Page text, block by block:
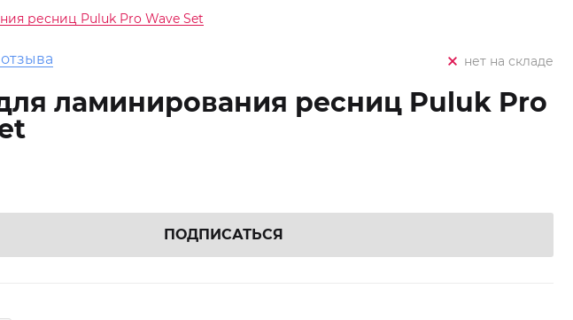
ресниц Puluk Pro Wave Set
нет на складе
ламинирования ресниц Puluk Pro
ПОДПИСАТЬСЯ